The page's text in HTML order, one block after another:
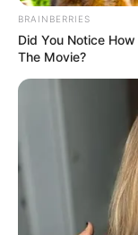
BRAINBERRIES
Did You Notice
The Movie?